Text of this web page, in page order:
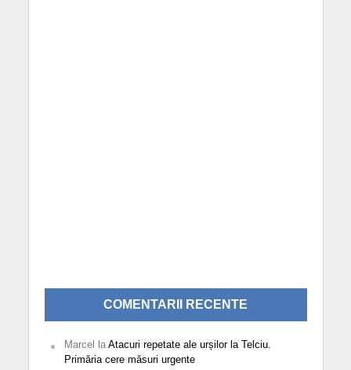
COMENTARII RECENTE
Marcel la Atacuri repetate ale urșilor la Telciu.
Primăria cere măsuri urgente